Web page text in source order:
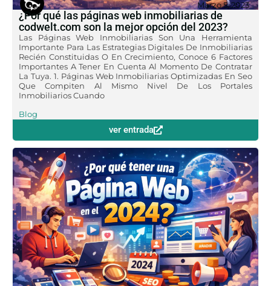
Marzo 5, 2023
¿Por qué las páginas web inmobiliarias de
codwelt.com son la mejor opción del 2023?
Las Páginas Web Inmobiliarias Son Una Herramienta
Importante Para Las Estrategias Digitales De Inmobiliarias
Recién Constituidas O En Crecimiento, Conoce 6 Factores
Importantes A Tener En Cuenta Al Momento De Contratar
La Tuya. 1. Páginas Web Inmobiliarias Optimizadas En Seo
Que Compiten Al Mismo Nivel De Los Portales
Inmobiliarios Cuando
Blog
ver entrada